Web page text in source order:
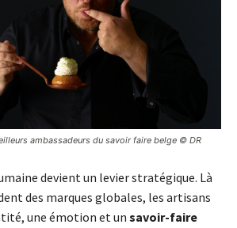
ambassadeurs du savoir faire belge © DR
devient un levier stratégique. Là
des marques globales, les artisans
une émotion et un savoir-faire